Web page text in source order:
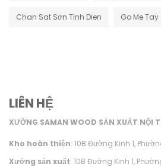
Chan Sat Sơn Tinh Dien Go Me Tay
LIÊN HỆ
XƯỞNG SAMAN WOOD SẢN XUẤT NỘI
Kho hoàn thiện: 10B Đường Kinh 1,
Xưởng sản xuất: 10B Đường Kinh 1,